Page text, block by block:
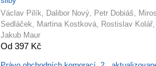
Václav Pilík, Dalibor Nový, Petr Dobiáš,
Sedláček, Martina Kostková, Rostislav Kolář,
Jakub Maur
Od 397 Kč